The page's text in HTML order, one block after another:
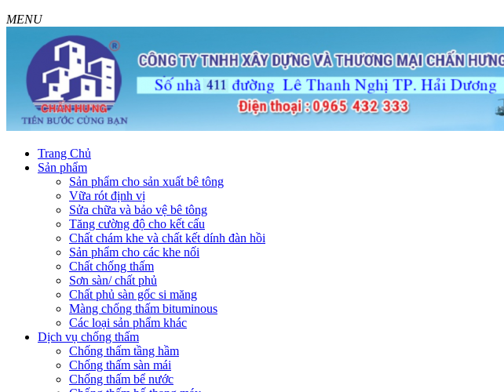
MENU
Trang Chủ
Sản phẩm
Sản phẩm cho sản xuất bê tông
Vữa rót định vị
Sửa chữa và bảo vệ bê tông
Tăng cường độ cho kết cấu
Chất chám khe và chất kết dính đàn hồi
Sản phẩm cho các khe nối
Chất chống thấm
Sơn sàn/ chất phủ
Chất phủ sàn gốc si măng
Màng chống thấm bituminous
Các loại sản phẩm khác
Dịch vụ chống thấm
Chống thấm tầng hầm
Chống thấm sàn mái
Chống thấm bể nước